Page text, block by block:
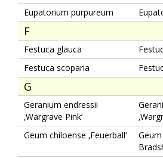
Eupatorium purpureum
F
Festuca glauca
Festuca scoparia
G
Geranium endressii
‚Wargrave Pink‘
Geum chiloense ‚Feuerball‘